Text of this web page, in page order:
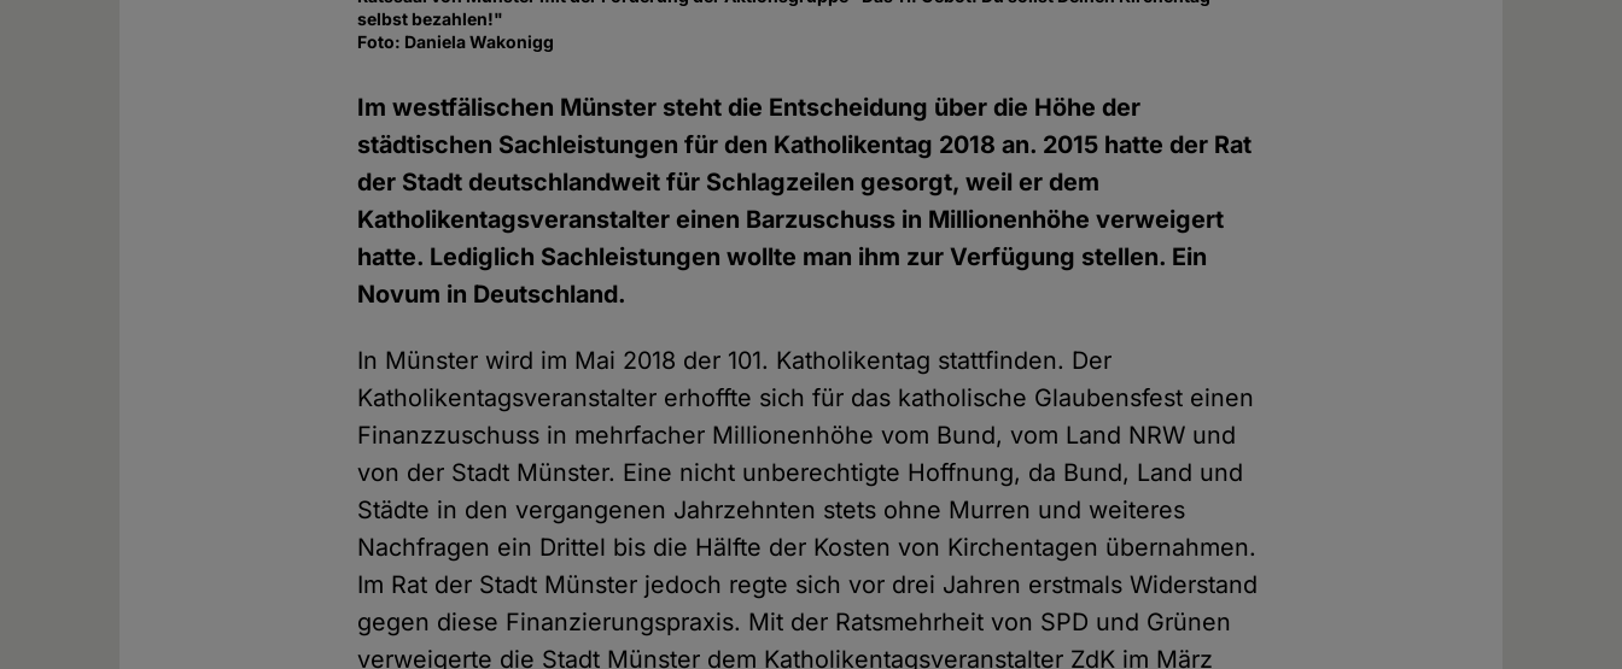
selbst bezahlen!"
Foto: Daniela Wakonigg
Im westfälischen Münster steht die Entscheidung über die Höhe der
städtischen Sachleistungen für den Katholikentag 2018 an. 2015 hatte der Rat
der Stadt deutschlandweit für Schlagzeilen gesorgt, weil er dem
Katholikentagsveranstalter einen Barzuschuss in Millionenhöhe verweigert
hatte. Lediglich Sachleistungen wollte man ihm zur Verfügung stellen. Ein
Novum in Deutschland.
In Münster wird im Mai 2018 der 101. Katholikentag stattfinden. Der
Katholikentagsveranstalter erhoffte sich für das katholische Glaubensfest einen
Finanzzuschuss in mehrfacher Millionenhöhe vom Bund, vom Land NRW und
von der Stadt Münster. Eine nicht unberechtigte Hoffnung, da Bund, Land und
Städte in den vergangenen Jahrzehnten stets ohne Murren und weiteres
Nachfragen ein Drittel bis die Hälfte der Kosten von Kirchentagen übernahmen.
Im Rat der Stadt Münster jedoch regte sich vor drei Jahren erstmals Widerstand
gegen diese Finanzierungspraxis. Mit der Ratsmehrheit von SPD und Grünen
verweigerte die Stadt Münster dem Katholikentagsveranstalter ZdK im März